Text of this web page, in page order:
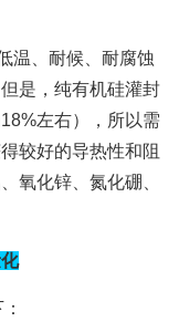
温、耐候、耐腐蚀
是，纯有机硅灌封
左右），所以需
较好的导热性和阻
氧化锌、氮化硼、